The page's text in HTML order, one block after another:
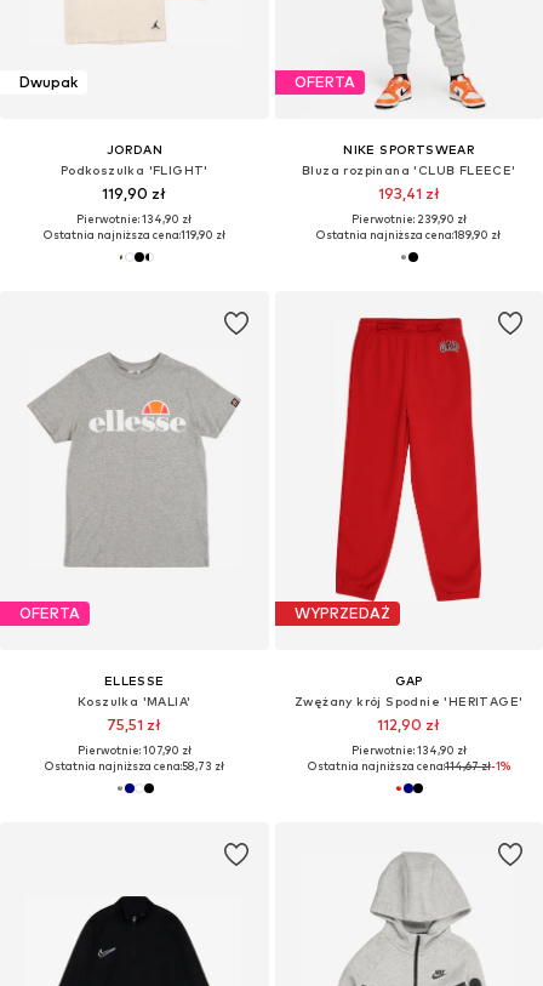
Dwupak
JORDAN
Podkoszulka 'FLIGHT'
119,90 zł
Pierwotnie: 134,90 zł
Ostatnia najniższa cena:119,90 zł
OFERTA
NIKE SPORTSWEAR
Bluza rozpinana 'CLUB FLEECE'
193,41 zł
Pierwotnie: 239,90 zł
Ostatnia najniższa cena:189,90 zł
OFERTA
ELLESSE
Koszulka 'MALIA'
75,51 zł
Pierwotnie: 107,90 zł
Ostatnia najniższa cena:58,73 zł
WYPRZEDAŻ
GAP
Zwężany krój Spodnie 'HERITAGE'
112,90 zł
Pierwotnie: 134,90 zł
Ostatnia najniższa cena:114,67 zł-1%